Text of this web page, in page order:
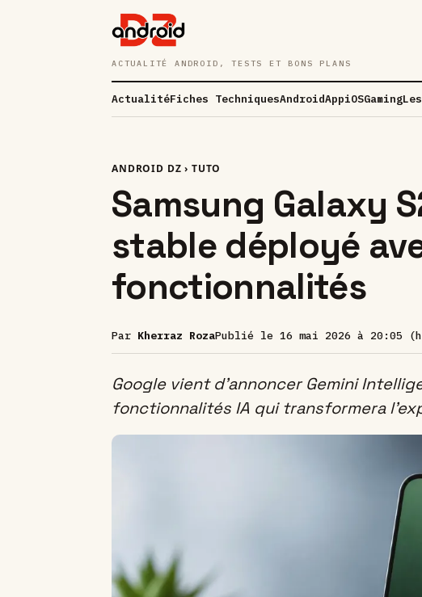
ACTUALITÉ ANDROID, TESTS ET BONS PLANS
ActualitéFiches TechniquesAndroidAppiOSGaming
ANDROID DZ › TUTO
Samsung Galaxy
stable déployé
fonctionnalités
Par Kherraz RozaPublié le 16 mai 2026 à 20:05
Google vient d’annoncer Gemini
fonctionnalités IA qui transformera